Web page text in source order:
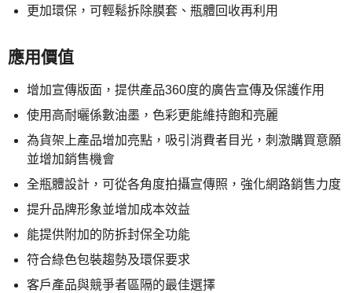
更加環保，可輕鬆拆除膜套、瓶體回收再利用
應用價值
增加宣傳版面，提供產品360度的廣告宣傳及保護作用
使用高耐曬係數油墨，色彩更能維持飽和亮麗
為貨架上產品增加亮點，吸引消費者目光，刺激購買意願
並增加銷售機會
全瓶體設計，可從各角度拍攝宣傳照，強化網路銷售力度
提升品牌形象並增加成本效益
能提供附加的防拆封保全功能
符合綠色包裝趨勢及環保要求
客戶產品與競爭者區隔的最佳選擇